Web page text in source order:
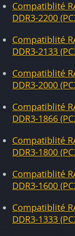
Compatiblité
DDR3-2200
Compatiblité
DDR3-2133
Compatiblité
DDR3-2000
Compatiblité
DDR3-1866
Compatiblité
DDR3-1800
Compatiblité
DDR3-1600
Compatiblité
DDR3-1333